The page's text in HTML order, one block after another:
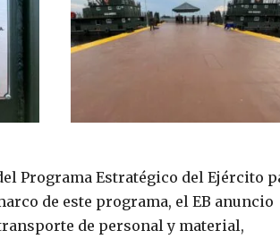
Programa Estratégico del Ejército
de este programa, el EB anuncio
de personal y material,